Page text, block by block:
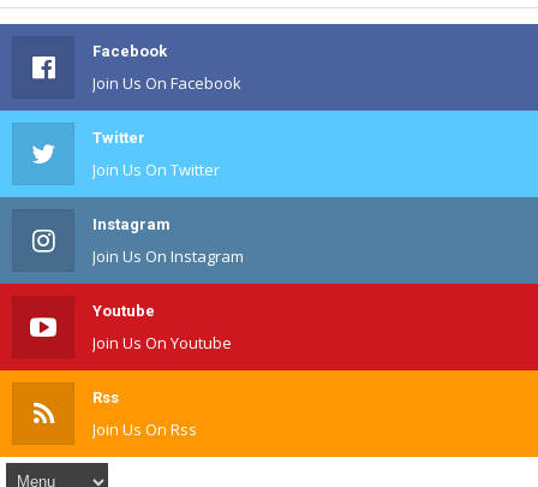
Facebook
Join Us On Facebook
Twitter
Join Us On Twitter
Instagram
Join Us On Instagram
Youtube
Join Us On Youtube
Rss
Join Us On Rss